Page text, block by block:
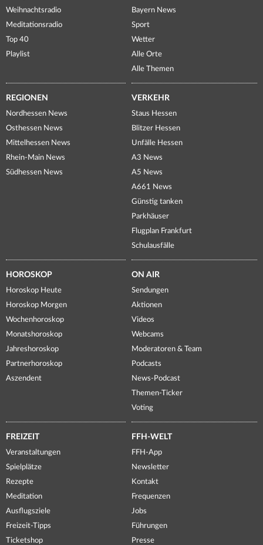
Weihnachtsradio
Meditationsradio
Top 40
Playlist
Bayern News
Sport
Wetter
Alle Orte
Alle Themen
REGIONEN
Nordhessen News
Osthessen News
Mittelhessen News
Rhein-Main News
Südhessen News
VERKEHR
Staus Hessen
Blitzer Hessen
Unfälle Hessen
A3 News
A5 News
A661 News
Günstig tanken
Parkhäuser
Flugplan Frankfurt
Schulausfälle
HOROSKOP
Horoskop Heute
Horoskop Morgen
Wochenhoroskop
Monatshoroskop
Jahreshoroskop
Partnerhoroskop
Aszendent
ON AIR
Sendungen
Aktionen
Videos
Webcams
Moderatoren & Team
Podcasts
News-Podcast
Themen-Ticker
Voting
FREIZEIT
Veranstaltungen
Spielplätze
Rezepte
Meditation
Ausflugsziele
Freizeit-Tipps
Ticketshop
FFH-WELT
FFH-App
Newsletter
Kontakt
Frequenzen
Jobs
Führungen
Presse